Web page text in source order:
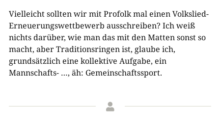
Vielleicht sollten wir mit Profolk mal einen Volkslied-
Erneuerungswettbewerb ausschreiben? Ich weiß
nichts darüber, wie man das mit den Matten sonst so
macht, aber Traditionsringen ist, glaube ich,
grundsätzlich eine kollektive Aufgabe, ein
Mannschafts- …, äh: Gemeinschaftssport.
